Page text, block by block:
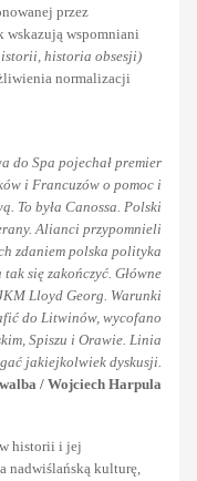
przez
wskazują wspomniani
historia obsesji)
normalizacji
do Spa pojechał premier
i Francuzów o pomoc i
To była Canossa. Polski
Alianci przypomnieli
zdaniem polska polityka
się zakończyć. Główne
Lloyd Georg. Warunki
do Litwinów, wycofano
Spiszu i Orawie. Linia
jakiejkolwiek dyskusji.
/ Wojciech Harpula
historii i jej
nadwiślańską kulturę,